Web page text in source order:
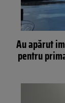
Au apărut
pentru